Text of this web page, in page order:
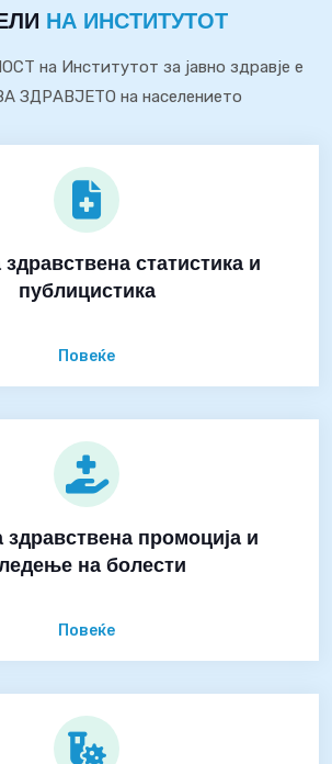
НА ИНСТИТУТОТ
на Институтот за јавно здравје е
ЗДРАВЈЕТО на населението
статистика и
публицистика
Повеќе
здравствена промоција и
на болести
Повеќе